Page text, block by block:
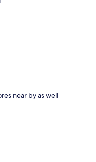
near by as well